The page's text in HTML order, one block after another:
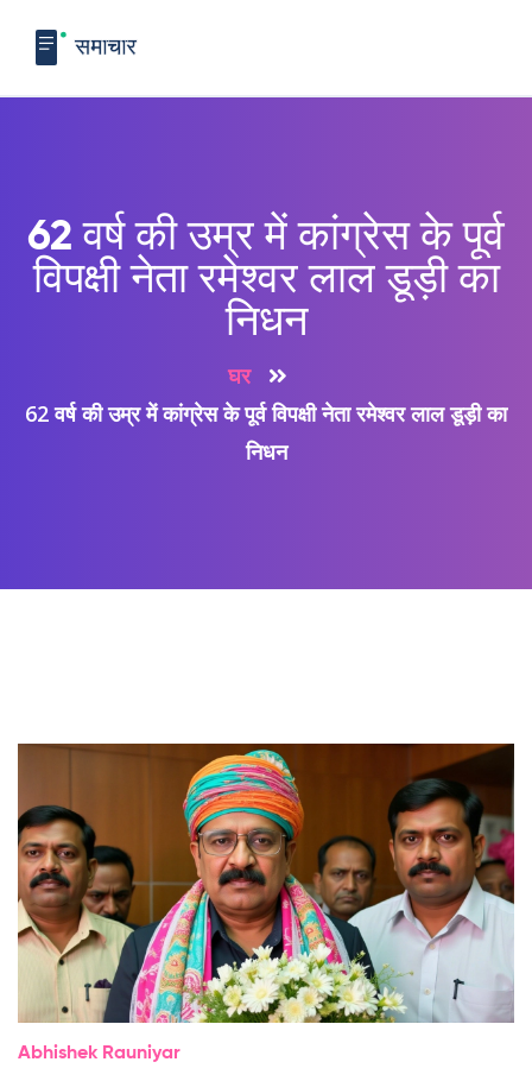
62 वर्ष की उम्र में कांग्रेस के पूर्व
विपक्षी नेता रमेश्वर लाल डूड़ी का
निधन
घर
62 वर्ष की उम्र में कांग्रेस के पूर्व विपक्षी नेता रमेश्वर लाल डूड़ी का
निधन
Abhishek Rauniyar